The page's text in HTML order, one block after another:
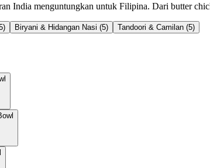
India menguntungkan untuk Filipina. Dari butter
) Biryani & Hidangan Nasi (5) Tandoori & Camilan (5)